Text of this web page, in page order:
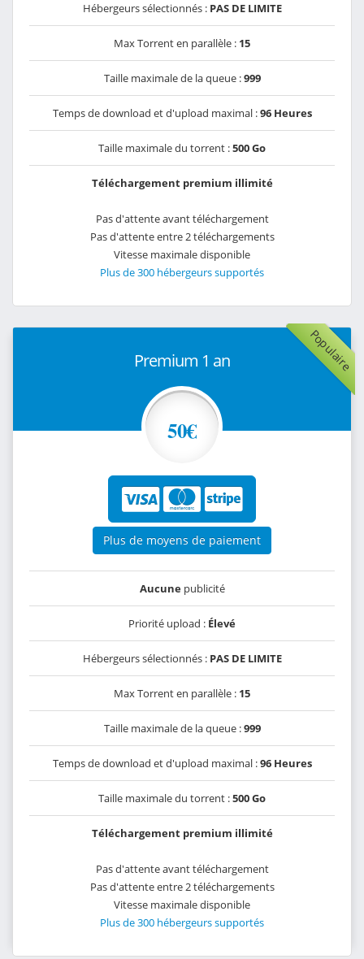
Hébergeurs sélectionnés : PAS DE LIMITE
Max Torrent en parallèle : 15
Taille maximale de la queue :999
Temps de download et d'upload maximal :96 Heures
Taille maximale du torrent :500 Go
Téléchargement premium illimité
Pas d'attente avant téléchargement
Pas d'attente entre 2 téléchargements
Vitesse maximale disponible
Plus de 300 hébergeurs supportés
Populaire
Premium 1 an
50€
Plus de moyens de paiement
Aucunepublicité
Priorité upload : Élevé
Hébergeurs sélectionnés : PAS DE LIMITE
Max Torrent en parallèle : 15
Taille maximale de la queue :999
Temps de download et d'upload maximal :96 Heures
Taille maximale du torrent :500 Go
Téléchargement premium illimité
Pas d'attente avant téléchargement
Pas d'attente entre 2 téléchargements
Vitesse maximale disponible
Plus de 300 hébergeurs supportés